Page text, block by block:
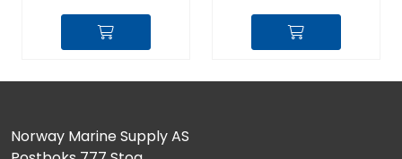
Norway Marine Supply AS